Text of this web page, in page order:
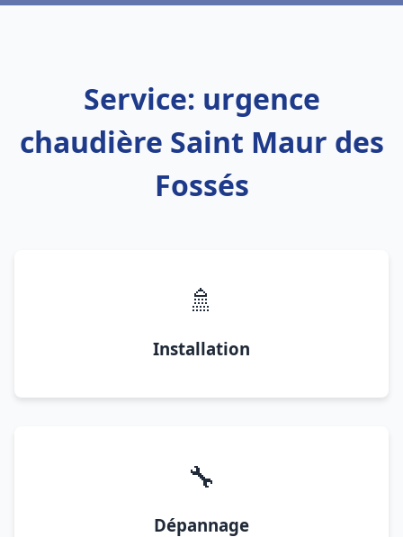
Service: urgence
chaudière Saint Maur des
Fossés
🚿
Installation
🔧
Dépannage